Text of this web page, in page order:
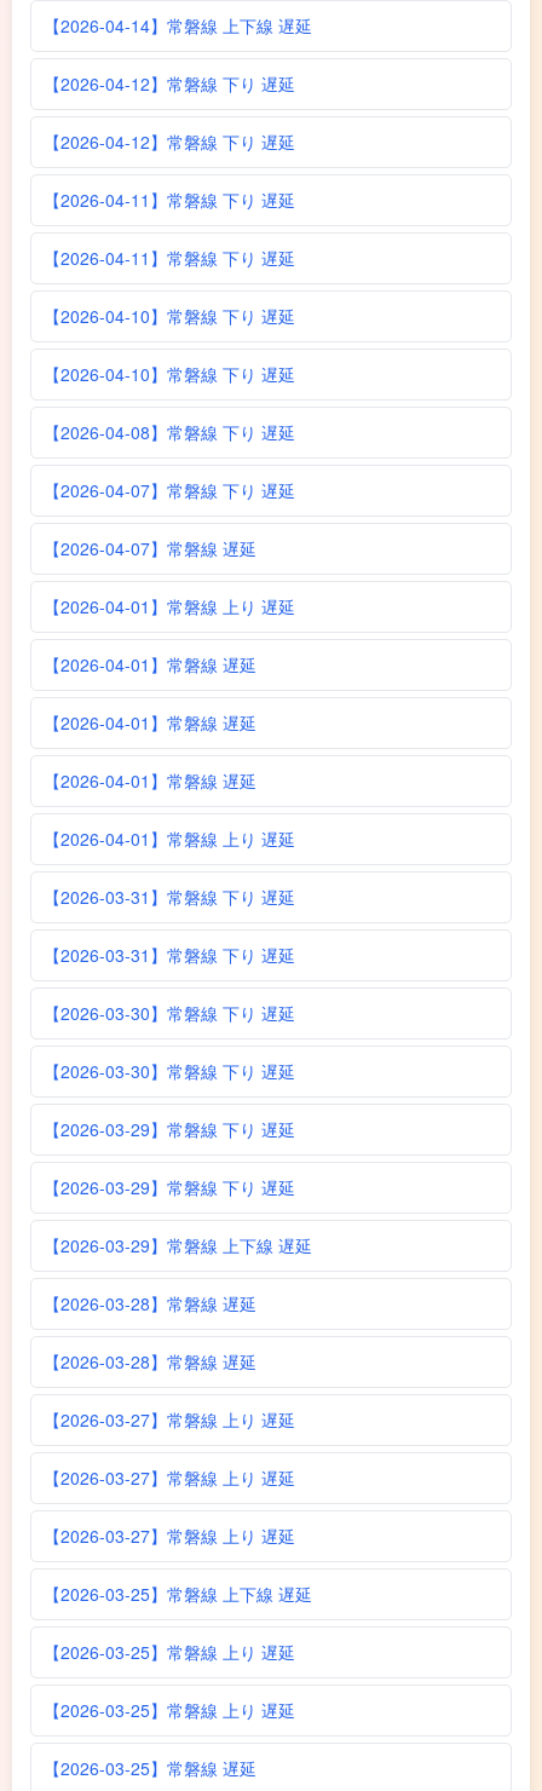
【2026-04-14】常磐線 上下線 遅延
【2026-04-12】常磐線 下り 遅延
【2026-04-12】常磐線 下り 遅延
【2026-04-11】常磐線 下り 遅延
【2026-04-11】常磐線 下り 遅延
【2026-04-10】常磐線 下り 遅延
【2026-04-10】常磐線 下り 遅延
【2026-04-08】常磐線 下り 遅延
【2026-04-07】常磐線 下り 遅延
【2026-04-07】常磐線 遅延
【2026-04-01】常磐線 上り 遅延
【2026-04-01】常磐線 遅延
【2026-04-01】常磐線 遅延
【2026-04-01】常磐線 遅延
【2026-04-01】常磐線 上り 遅延
【2026-03-31】常磐線 下り 遅延
【2026-03-31】常磐線 下り 遅延
【2026-03-30】常磐線 下り 遅延
【2026-03-30】常磐線 下り 遅延
【2026-03-29】常磐線 下り 遅延
【2026-03-29】常磐線 下り 遅延
【2026-03-29】常磐線 上下線 遅延
【2026-03-28】常磐線 遅延
【2026-03-28】常磐線 遅延
【2026-03-27】常磐線 上り 遅延
【2026-03-27】常磐線 上り 遅延
【2026-03-27】常磐線 上り 遅延
【2026-03-25】常磐線 上下線 遅延
【2026-03-25】常磐線 上り 遅延
【2026-03-25】常磐線 上り 遅延
【2026-03-25】常磐線 遅延